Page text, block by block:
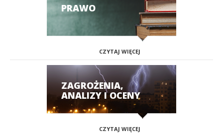
PRAWO
CZYTAJ WIĘCEJ
ZAGROŻENIA,
ANALIZY I OCENY
CZYTAJ WIĘCEJ